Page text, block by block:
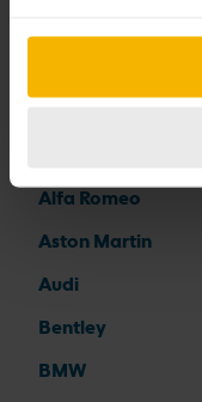
Alfa Romeo
Aston Martin
Audi
Bentley
BMW